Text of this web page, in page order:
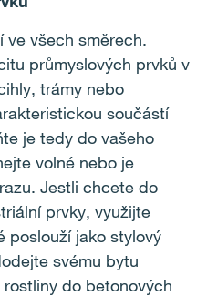
všech směrech.
průmyslových prvků v
trámy nebo
součástí
je tedy do vašeho
volné nebo je
Jestli chcete do
prvky, využijte
poslouží jako stylový
svému bytu
do betonových